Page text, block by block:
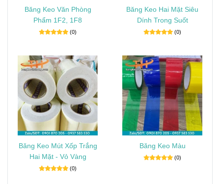
Băng Keo Văn Phòng
Phẩm 1F2, 1F8
(0)
Băng Keo Hai Mặt Siêu
Dính Trong Suốt
(0)
Băng Keo Mút Xốp Trắng
Hai Mặt - Vỏ Vàng
(0)
Băng Keo Màu
(0)